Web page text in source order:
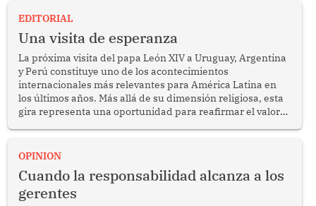
EDITORIAL
Una visita de esperanza
La próxima visita del papa León XIV a Uruguay, Argentina
y Perú constituye uno de los acontecimientos
internacionales más relevantes para América Latina en
los últimos años. Más allá de su dimensión religiosa, esta
gira representa una oportunidad para reafirmar el valor
enfrenta desafíos en materia de desarrollo, cohesión
OPINION
Cuando la responsabilidad alcanza a los
gerentes